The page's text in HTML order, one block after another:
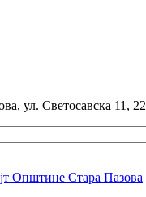
ул. Светосавска 11,